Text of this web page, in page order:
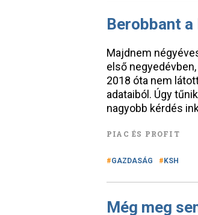
Berobbant
Majdnem
első
2018 óta nem
adataiból. Úgy
nagyobb kérdés
PIAC ÉS PROFIT
GAZDASÁG KSH
Még meg